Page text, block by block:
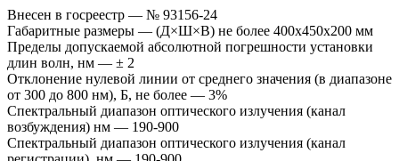
Внесен в госреестр — № 93156-24
Габаритные размеры — (Д×Ш×В) не более 400x450x200 мм
Пределы допускаемой абсолютной погрешности установки
длин волн, нм — ± 2
Отклонение нулевой линии от среднего значения (в диапазоне
от 300 до 800 нм), Б, не более — 3%
Спектральный диапазон оптического излучения (канал
возбуждения) нм — 190-900
Спектральный диапазон оптического излучения (канал